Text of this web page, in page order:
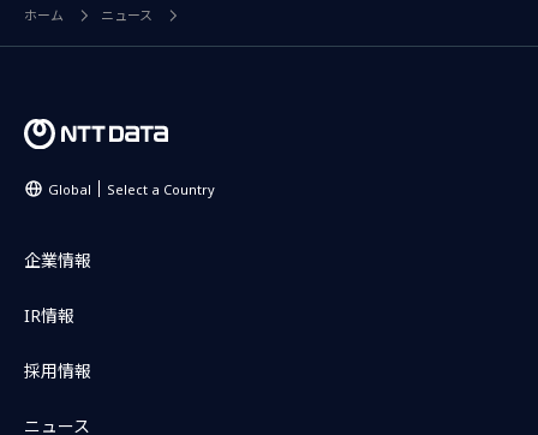
ホーム ニュース
Global Select a Country
企業情報
IR情報
採用情報
ニュース